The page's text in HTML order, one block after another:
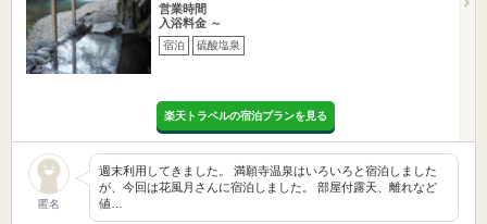
営業時間
入浴料金 ～
宿泊 硫酸塩泉
楽天トラベルの宿泊プランを見る
匿名
週末利用してきました。 満願寺温泉はいろいろと宿泊しました
が、今回は花風月さんに宿泊しました。 部屋付露天、離れなど
値…